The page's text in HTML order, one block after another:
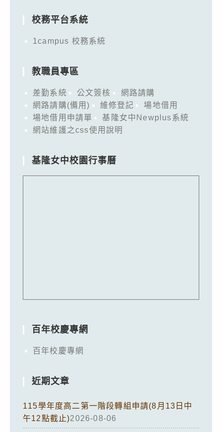
校務平台系統
1campus 校務系統
教職員專區
差勤系統 公文簽核
網路請購
網路請購(備用)
維修登記
場地借用
場地借用申請單
基隆女中Newplus系統
網站維護之css使用說明
基隆女中校園行事曆
百年校慶專網
百年校慶專網
近期文章
115學年度高二第一階段轉組申請(8月13日中
午12點截止)2026-08-06